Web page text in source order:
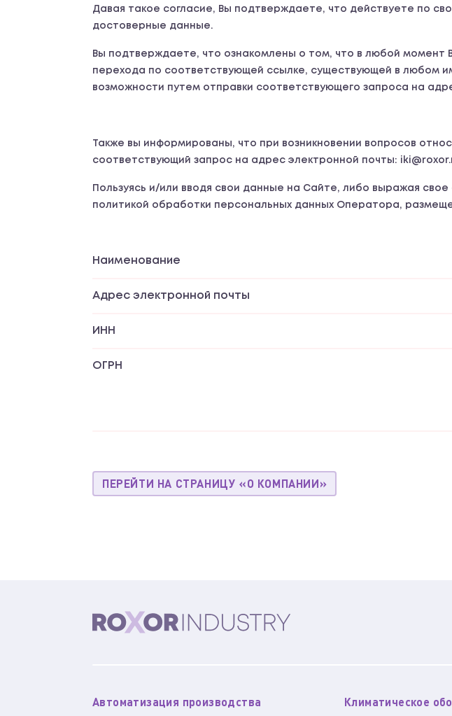
Давая такое согласие, Вы подтверждаете, что действуете по
достоверные данные.
Вы подтверждаете, что ознакомлены о том, что в любой момент
перехода по соответствующей ссылке, существующей в любом
возможности путем отправки соответствующего запроса на
Также вы информированы, что при возникновении вопросов
соответствующий запрос на адрес электронной почты:
Пользуясь и/или вводя свои данные на Сайте, либо выражая
политикой обработки персональных данных Оператора,
Наименование
Адрес электронной почты
ИНН
ОГРН
ПЕРЕЙТИ НА СТРАНИЦУ «О КОМПАНИИ»
Автоматизация производства Климатическое